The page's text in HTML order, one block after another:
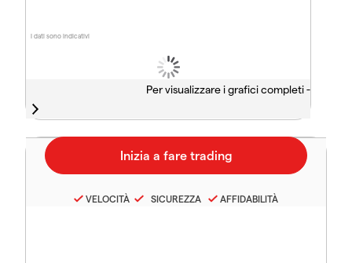
I dati sono indicativi
Per visualizzare i grafici completi -
VELOCITÀ SICUREZZA AFFIDABILITÀ